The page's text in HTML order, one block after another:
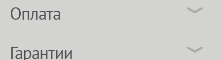
Оплата
Гарантии